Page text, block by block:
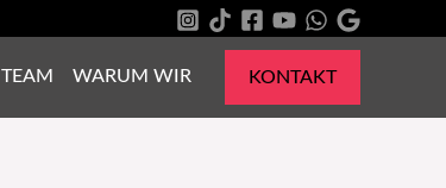
TEAM WARUM WIR KONTAKT